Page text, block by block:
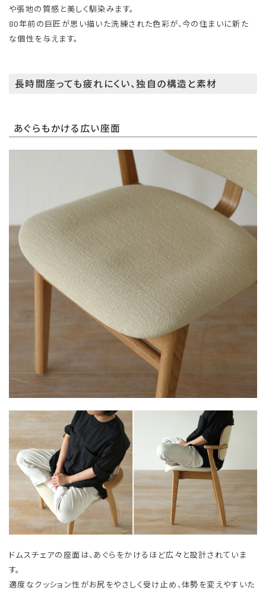
や張地の質感と美しく馴染みます。
80年前の巨匠が思い描いた洗練された色彩が、今の住まいに新た
な個性を与えます。
長時間座っても疲れにくい、独自の構造と素材
あぐらもかける広い座面
ドムスチェアの座面は、あぐらをかけるほど広々と設計されていま
す。
適度なクッション性がお尻をやさしく受け止め、体勢を変えやすいた